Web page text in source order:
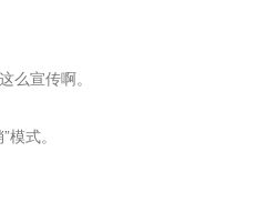
宣传啊。
式。